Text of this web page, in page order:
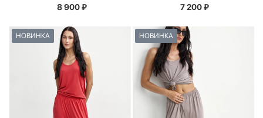
8 900₽ 7 200₽
НОВИНКА НОВИНКА